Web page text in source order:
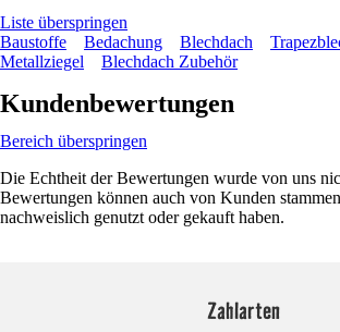
Liste überspringen
Baustoffe
Bedachung Blechdach
Metallziegel
Blechdach Zubehör
Kundenbewertungen
Bereich überspringen
Die Echtheit der Bewertungen wurde von uns
Bewertungen können auch von Kunden
nachweislich genutzt oder gekauft haben.
Zahlarten